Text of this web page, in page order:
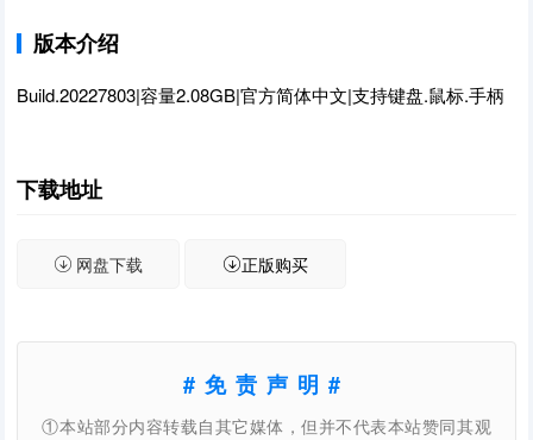
版本介绍
Build.20227803|容量2.08GB|官方简体中文|支持键盘.鼠标.手柄
下载地址
网盘下载 正版购买
#免责声明#
①本站部分内容转载自其它媒体，但并不代表本站赞同其观